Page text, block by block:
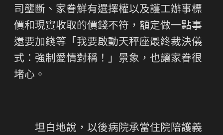
司壟斷、家眷鮮有選擇權以及護工辦事標
價和現實收取的價錢不符，額定做一點事
還要加錢等「我要啟動天秤座最終裁決儀
式：強制愛情對稱！」景象，也讓家眷很
堵心。
坦白地說，以後病院承當住院陪護義